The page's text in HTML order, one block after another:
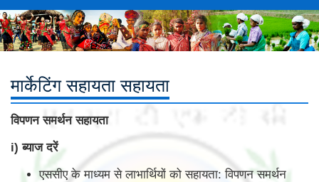
मार्केटिंग सहायता सहायता
विपणन समर्थन सहायता
i) ब्याज दरें
एससीए के माध्यम से लाभार्थियों को सहायता: विपणन समर्थन